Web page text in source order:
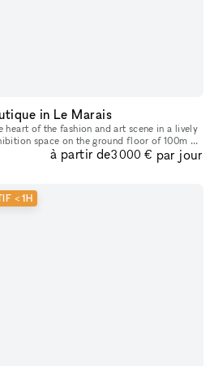
in Le Marais
heart of the fashion and art scene in a lively
space on the ground floor of 100m ²
side window overlooking
à partir de3 000 € par jour
< 1H